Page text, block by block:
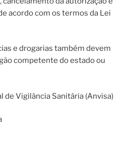
acordo com os termos da Lei
e drogarias também devem
competente do estado ou
de Vigilância Sanitária (Anvisa)